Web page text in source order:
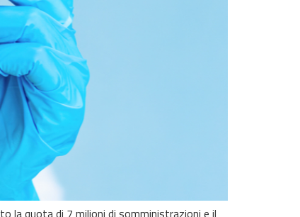
la quota di 7 milioni di somministrazioni e il